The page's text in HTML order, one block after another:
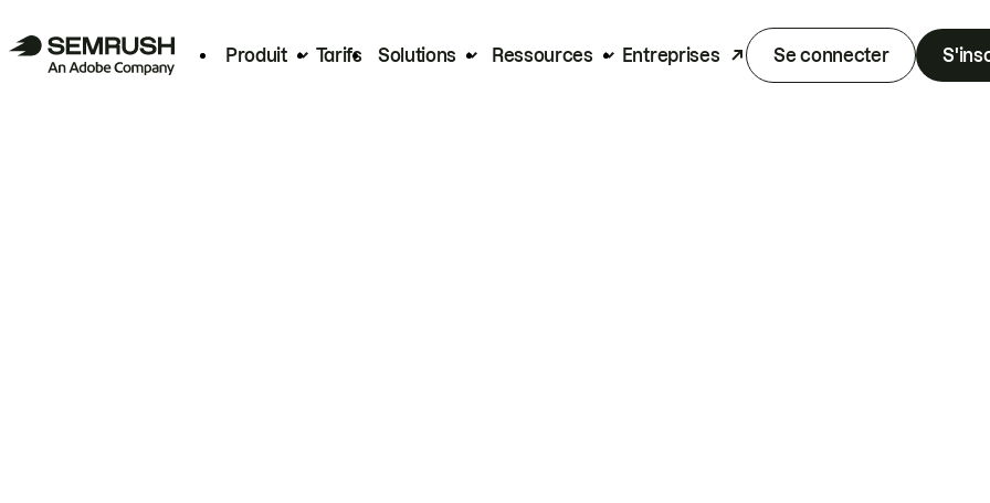
Produit Tarifs Solutions Ressources Entreprises Se connecter